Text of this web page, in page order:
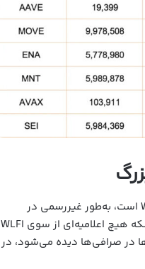
، که متعلق به پروژه WLFI است، به‌طور غیررسمی در
ظاهر شده است. با اینکه هیچ اعلامیه‌ای از سوی WLFI
در صرافی‌ها دیده می‌شود، در